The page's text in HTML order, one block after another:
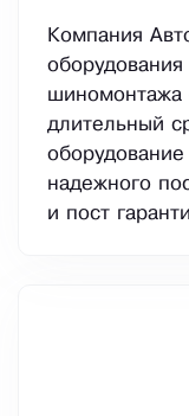
Компания
оборудования
шиномонтажа
длительный
надежного
и пост